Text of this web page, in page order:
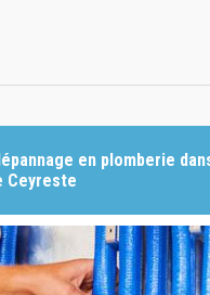
en plomberie
Ceyreste